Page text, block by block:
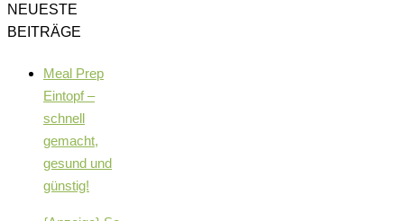
NEUESTE
BEITRÄGE
Meal Prep
Eintopf –
schnell
gemacht,
gesund und
günstig!